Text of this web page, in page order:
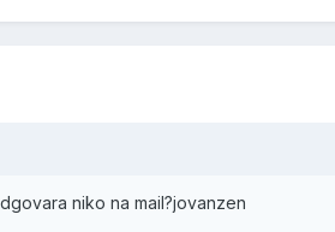
niko na mail?jovanzen